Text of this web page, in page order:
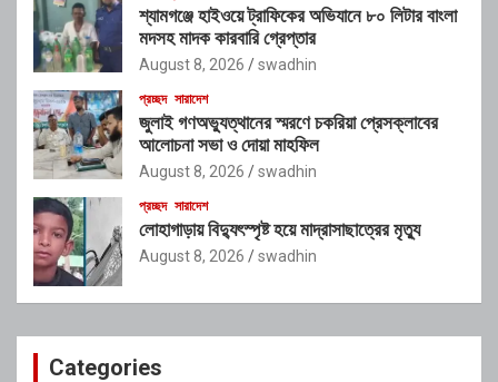
শ্যামগঞ্জে হাইওয়ে ট্রাফিকের অভিযানে ৮০ লিটার বাংলা
মদসহ মাদক কারবারি গ্রেপ্তার
August 8, 2026 swadhin
প্রচ্ছদ সারাদেশ
জুলাই গণঅভ্যুত্থানের স্মরণে চকরিয়া প্রেসক্লাবের
আলোচনা সভা ও দোয়া মাহফিল
August 8, 2026 swadhin
প্রচ্ছদ সারাদেশ
লোহাগাড়ায় বিদ্যুৎস্পৃষ্ট হয়ে মাদ্রাসাছাত্রের মৃত্যু
August 8, 2026 swadhin
Categories